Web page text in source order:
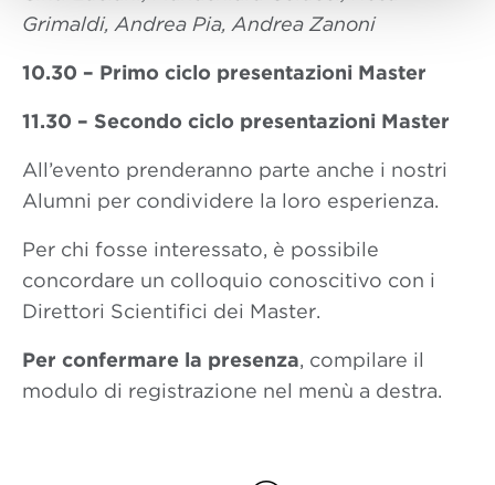
Grimaldi, Andrea Pia, Andrea Zanoni
10.30 – Primo ciclo presentazioni Master
11.30 – Secondo ciclo presentazioni Master
All’evento prenderanno parte anche i nostri
Alumni per condividere la loro esperienza.
Per chi fosse interessato, è possibile
concordare un colloquio conoscitivo con i
Direttori Scientifici dei Master.
Per confermare la presenza, compilare il
modulo di registrazione nel menù a destra.